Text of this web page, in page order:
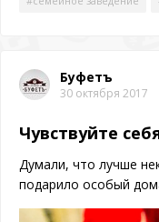
Буфетъ
30 октября 2017
Чувствуйте
Думали, что лучше
подарило особый